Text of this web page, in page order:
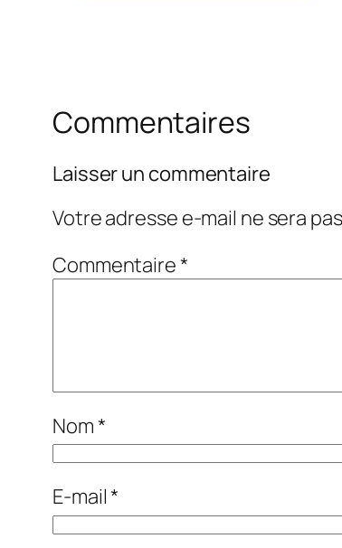
Commentaires
Laisser un commentaire
Votre adresse e-mail ne sera
Commentaire*
Nom*
E-mail*